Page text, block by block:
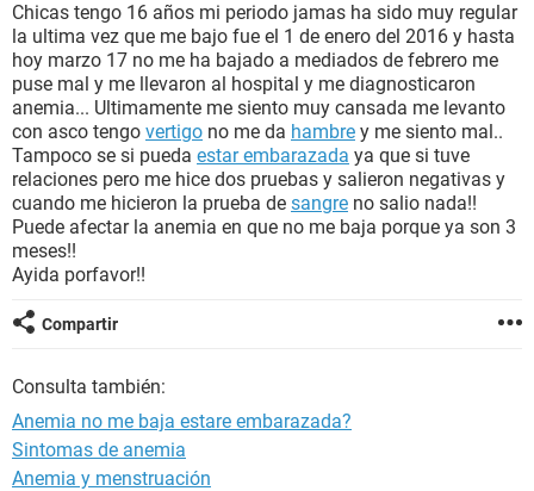
BIENESTAR
SEXUALIDAD
GLOSARIO
Chicas tengo 16 años mi periodo jamas ha sido muy regular
la ultima vez que me bajo fue el 1 de enero del 2016 y hasta
hoy marzo 17 no me ha bajado a mediados de febrero me
puse mal y me llevaron al hospital y me diagnosticaron
anemia... Ultimamente me siento muy cansada me levanto
con asco tengo vertigo no me da hambre y me siento mal..
Tampoco se si pueda estar embarazada ya que si tuve
relaciones pero me hice dos pruebas y salieron negativas y
cuando me hicieron la prueba de sangre no salio nada!!
Puede afectar la anemia en que no me baja porque ya son 3
meses!!
Ayida porfavor!!
Compartir
Consulta también:
Anemia no me baja estare embarazada?
Sintomas de anemia
Anemia y menstruación